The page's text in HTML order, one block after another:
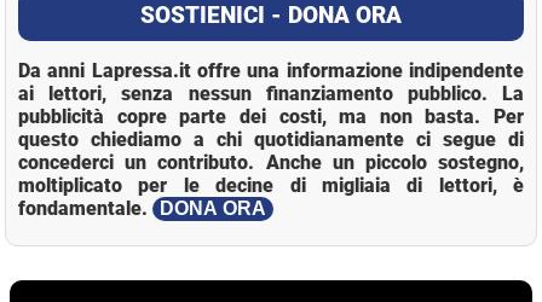
SOSTIENICI - DONA ORA
Da anni Lapressa.it offre una informazione indipendente
ai lettori, senza nessun finanziamento pubblico. La
pubblicità copre parte dei costi, ma non basta. Per
questo chiediamo a chi quotidianamente ci segue di
concederci un contributo. Anche un piccolo sostegno,
moltiplicato per le decine di migliaia di lettori, è
fondamentale.
DONA ORA